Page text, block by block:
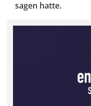
sagen hatte.